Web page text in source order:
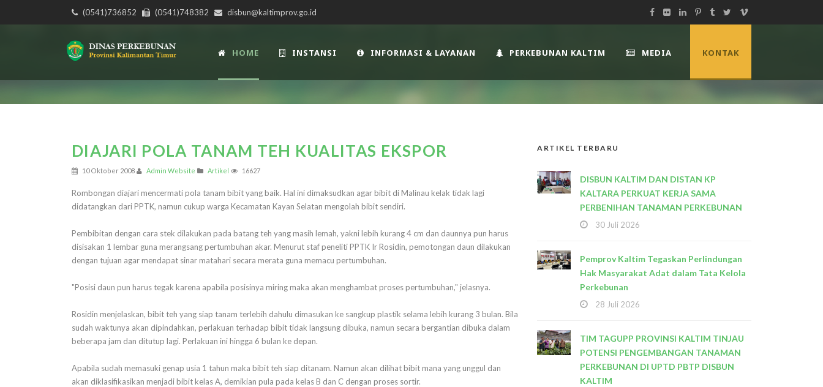
(0541)736852 (0541)748382 disbun@kaltimprov.go.id
HOME INSTANSI INFORMASI & LAYANAN PERKEBUNAN KALTIM MEDIA KONTAK
DIAJARI POLA TANAM TEH KUALITAS EKSPOR
10 Oktober 2008 Admin Website Artikel 16627
Rombongan diajari mencermati pola tanam bibit yang baik. Hal ini dimaksudkan agar bibit di Malinau kelak tidak lagi
didatangkan dari PPTK, namun cukup warga Kecamatan Kayan Selatan mengolah bibit sendiri.
Pembibitan dengan cara stek dilakukan pada batang teh yang masih lemah, yakni lebih kurang 4 cm dan daunnya pun harus
disisakan 1 lembar guna merangsang pertumbuhan akar. Menurut staf peneliti PPTK Ir Rosidin, pemotongan daun dilakukan
dengan tujuan agar mendapat sinar matahari secara merata guna memacu pertumbuhan.
"Posisi daun pun harus tegak karena apabila posisinya miring maka akan menghambat proses pertumbuhan," jelasnya.
Rosidin menjelaskan, bibit teh yang siap tanam terlebih dahulu dimasukan ke sangkup plastik selama lebih kurang 3 bulan. Bila
sudah waktunya akan dipindahkan, perlakuan terhadap bibit tidak langsung dibuka, namun secara bergantian dibuka dalam
beberapa jam dan ditutup lagi. Perlakuan ini hingga 6 bulan ke depan.
Apabila sudah memasuki genap usia 1 tahun maka bibit teh siap ditanam. Namun akan dilihat bibit mana yang unggul dan
akan diklasifikasikan menjadi bibit kelas A, demikian pula pada kelas B dan C dengan proses sortir.
ARTIKEL TERBARU
DISBUN KALTIM DAN DISTAN KP
KALTARA PERKUAT KERJA SAMA
PERBENIHAN TANAMAN PERKEBUNAN
30 Juli 2026
Pemprov Kaltim Tegaskan Perlindungan
Hak Masyarakat Adat dalam Tata Kelola
Perkebunan
28 Juli 2026
TIM TAGUPP PROVINSI KALTIM TINJAU
POTENSI PENGEMBANGAN TANAMAN
PERKEBUNAN DI UPTD PBTP DISBUN
KALTIM